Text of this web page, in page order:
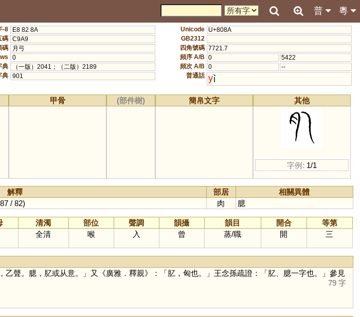
粵
普
8
E8 82 8A
碼 C9A9
碼
月弓
0
典
（一版）2041；（二版）2189
典 901
Unicode U+808A
GB2312
四角號碼 7721.7
頻序 A/B 0
5422
頻次 A/B 0
--
普通話 y
甲骨 (部件樹) 簡帛文字 其他
字例: 1/1
解釋 部居
相關異體
/ 82) 肉 臆
清濁 部位 聲調 韻攝 韻目 開合
等第
全清 喉 入 曾 蒸/職 開 三
乙聲。臆，肊或从意。」又《廣雅．釋親》：「肊，匈也。」王念孫疏證：「肊、臆一字也。」參見
79 字